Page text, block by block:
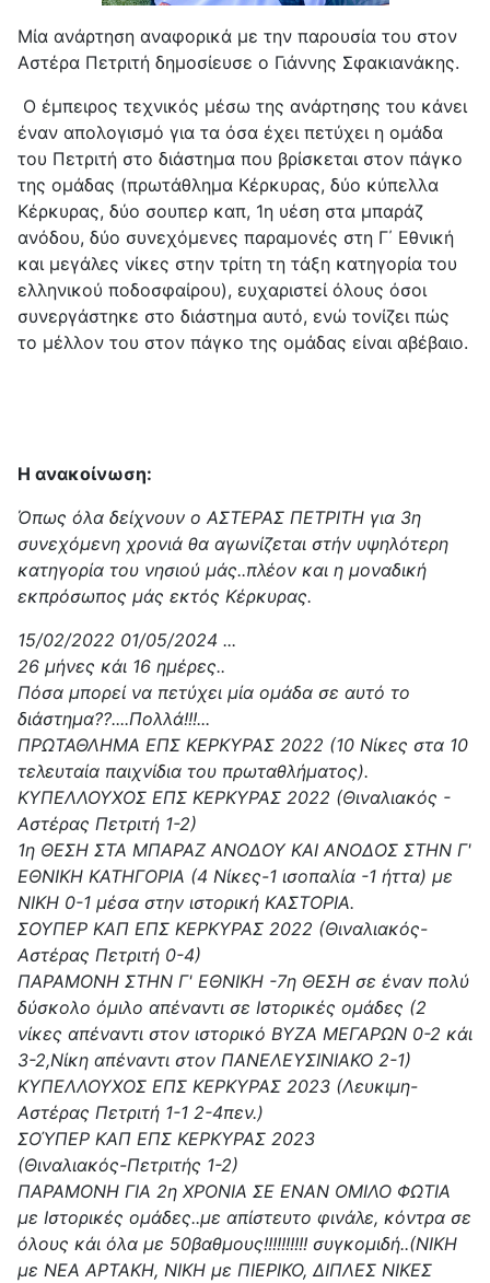
Μία ανάρτηση αναφορικά με την παρουσία του στον
Αστέρα Πετριτή δημοσίευσε ο Γιάννης Σφακιανάκης.
Ο έμπειρος τεχνικός μέσω της ανάρτησης του κάνει
έναν απολογισμό για τα όσα έχει πετύχει η ομάδα
του Πετριτή στο διάστημα που βρίσκεται στον πάγκο
της ομάδας (πρωτάθλημα Κέρκυρας, δύο κύπελλα
Κέρκυρας, δύο σουπερ καπ, 1η υέση στα μπαράζ
ανόδου, δύο συνεχόμενες παραμονές στη Γ΄ Εθνική
και μεγάλες νίκες στην τρίτη τη τάξη κατηγορία του
ελληνικού ποδοσφαίρου), ευχαριστεί όλους όσοι
συνεργάστηκε στο διάστημα αυτό, ενώ τονίζει πώς
το μέλλον του στον πάγκο της ομάδας είναι αβέβαιο.
Η ανακοίνωση:
Όπως όλα δείχνουν ο ΑΣΤΕΡΑΣ ΠΕΤΡΙΤΗ για 3η
συνεχόμενη χρονιά θα αγωνίζεται στήν υψηλότερη
κατηγορία του νησιού μάς..πλέον και η μοναδική
εκπρόσωπος μάς εκτός Κέρκυρας.
15/02/2022 01/05/2024 ...
26 μήνες κάι 16 ημέρες..
Πόσα μπορεί να πετύχει μία ομάδα σε αυτό το
διάστημα??....Πολλά!!!...
ΠΡΩΤΑΘΛΗΜΑ ΕΠΣ ΚΕΡΚΥΡΑΣ 2022 (10 Νίκες στα 10
τελευταία παιχνίδια του πρωταθλήματος).
ΚΥΠΕΛΛΟΥΧΟΣ ΕΠΣ ΚΕΡΚΥΡΑΣ 2022 (Θιναλιακός -
Αστέρας Πετριτή 1-2)
1η ΘΕΣΗ ΣΤΑ ΜΠΑΡΑΖ ΑΝΟΔΟΥ ΚΑΙ ΑΝΟΔΟΣ ΣΤΗΝ Γ'
ΕΘΝΙΚΗ ΚΑΤΗΓΟΡΙΑ (4 Νίκες-1 ισοπαλία -1 ήττα) με
ΝΙΚΗ 0-1 μέσα στην ιστορική ΚΑΣΤΟΡΙΑ.
ΣΟΥΠΕΡ ΚΑΠ ΕΠΣ ΚΕΡΚΥΡΑΣ 2022 (Θιναλιακός-
Αστέρας Πετριτή 0-4)
ΠΑΡΑΜΟΝΗ ΣΤΗΝ Γ' ΕΘΝΙΚΗ -7η ΘΕΣΗ σε έναν πολύ
δύσκολο όμιλο απέναντι σε Ιστορικές ομάδες (2
νίκες απέναντι στον ιστορικό ΒΥΖΑ ΜΕΓΑΡΩΝ 0-2 κάι
3-2,Νίκη απέναντι στον ΠΑΝΕΛΕΥΣΙΝΙΑΚΟ 2-1)
ΚΥΠΕΛΛΟΥΧΟΣ ΕΠΣ ΚΕΡΚΥΡΑΣ 2023 (Λευκιμη-
Αστέρας Πετριτή 1-1 2-4πεν.)
ΣΟΎΠΕΡ ΚΑΠ ΕΠΣ ΚΕΡΚΥΡΑΣ 2023
(Θιναλιακός-Πετριτής 1-2)
ΠΑΡΑΜΟΝΗ ΓΙΑ 2η ΧΡΟΝΙΑ ΣΕ ΕΝΑΝ ΟΜΙΛΟ ΦΩΤΙΑ
με Ιστορικές ομάδες..με απίστευτο φινάλε, κόντρα σε
όλους κάι όλα με 50βαθμους!!!!!!!!!! συγκομιδή..(ΝΙΚΗ
με ΝΕΑ ΑΡΤΑΚΗ, ΝΙΚΗ με ΠΙΕΡΙΚΟ, ΔΙΠΛΕΣ ΝΙΚΕΣ